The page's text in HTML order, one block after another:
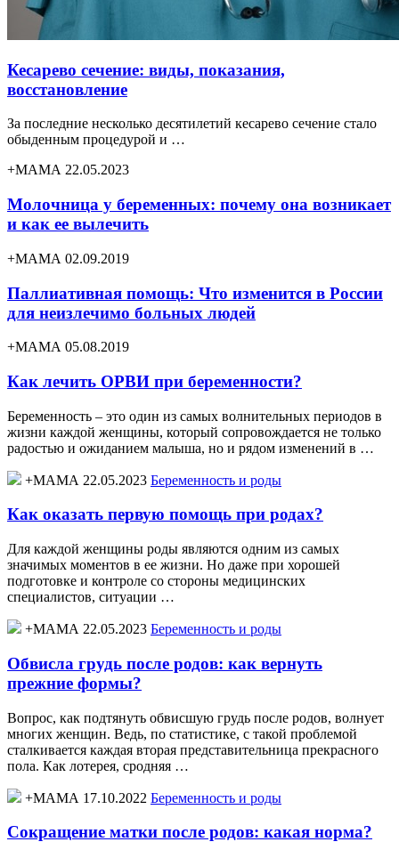
Кесарево сечение: виды, показания,
восстановление
За последние несколько десятилетий кесарево сечение стало
обыденным процедурой и …
+МАМА 22.05.2023
Молочница у беременных: почему она возникает
и как ее вылечить
+МАМА 02.09.2019
Паллиативная помощь: Что изменится в России
для неизлечимо больных людей
+МАМА 05.08.2019
Как лечить ОРВИ при беременности?
Беременность – это один из самых волнительных периодов в
жизни каждой женщины, который сопровождается не только
радостью и ожиданием малыша, но и рядом изменений в …
+МАМА 22.05.2023 Беременность и роды
Как оказать первую помощь при родах?
Для каждой женщины роды являются одним из самых
значимых моментов в ее жизни. Но даже при хорошей
подготовке и контроле со стороны медицинских
специалистов, ситуации …
+МАМА 22.05.2023 Беременность и роды
Обвисла грудь после родов: как вернуть
прежние формы?
Вопрос, как подтянуть обвисшую грудь после родов, волнует
многих женщин. Ведь, по статистике, с такой проблемой
сталкивается каждая вторая представительница прекрасного
пола. Как лотерея, сродняя …
+МАМА 17.10.2022 Беременность и роды
Сокращение матки после родов: какая норма?